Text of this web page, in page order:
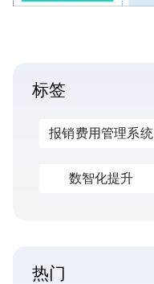
标签
报销费用管理系统
数智化提升
热门